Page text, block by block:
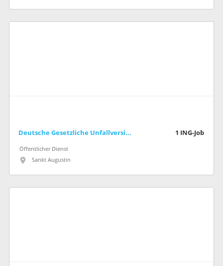
Deutsche Gesetzliche Unfallversicherung e.V. (DGUV) 1 ING-Job
Öffentlicher Dienst
Sankt Augustin